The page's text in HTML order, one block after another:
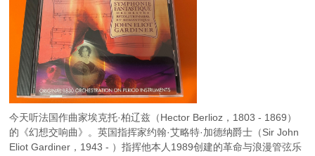
今天听法国作曲家埃克托·柏辽兹（Hector Berlioz，1803 - 1869）
的《幻想交响曲》。英国指挥家约翰·艾略特·加德纳爵士（Sir John
Eliot Gardiner，1943 - ）指挥他本人1989创建的革命与浪漫管弦乐